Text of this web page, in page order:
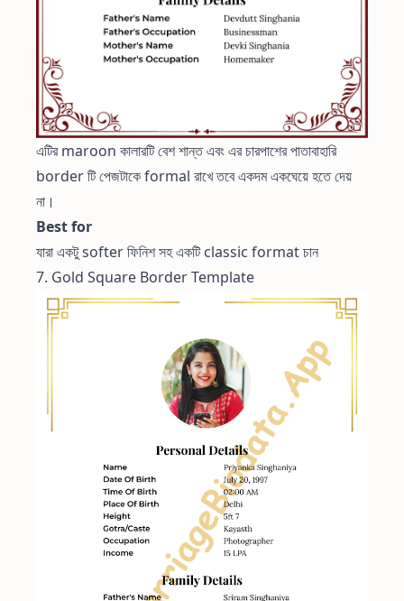
এটির maroon কালারটি বেশ শান্ত এবং এর চারপাশের পাতাবাহারি
border টি পেজটাকে formal রাখে তবে একদম একঘেয়ে হতে দেয়
না।
Best for
যারা একটু softer ফিনিশ সহ একটি classic format চান
7. Gold Square Border Template